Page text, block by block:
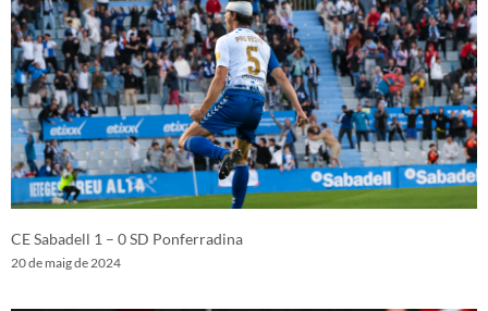
CE Sabadell 1 – 0 SD Ponferradina
20 de maig de 2024